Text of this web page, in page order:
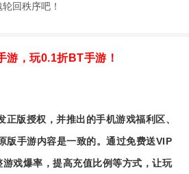
回秩序吧！
游，玩0.1折BT手游！
正版授权，并推出的手机游戏福利区、
版手游内容是一致的。通过免费送VIP
戏爆率，提高充值比例等方式，让玩